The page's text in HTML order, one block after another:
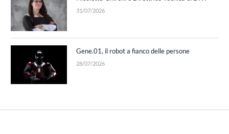
31/07/2026
Gene.01, il robot a fianco delle persone
28/07/2026